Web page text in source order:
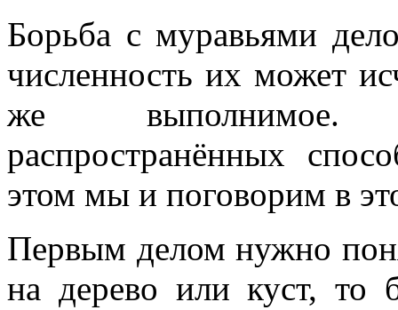
Борьба с муравьями
численность их может
же выполнимое.
распространённых
этом мы и поговорим в
Первым делом нужно
на дерево или куст, то